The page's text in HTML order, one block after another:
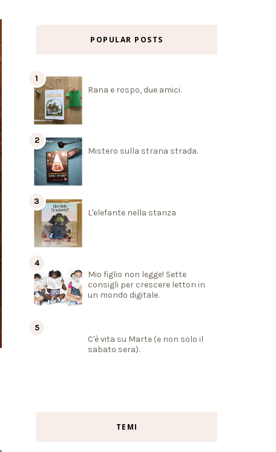
POPULAR POSTS
Rana e rospo, due amici.
Mistero sulla strana strada.
L'elefante nella stanza
Mio figlio non legge! Sette
consigli per crescere lettori in
un mondo digitale.
C'è vita su Marte (e non solo il
sabato sera).
TEMI